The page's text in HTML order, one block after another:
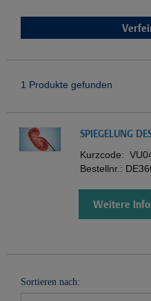
1 Produkte gefunden
SPIEGELUNG
Kurzcode:
Bestellnr.:
Weitere
Sortieren nach: